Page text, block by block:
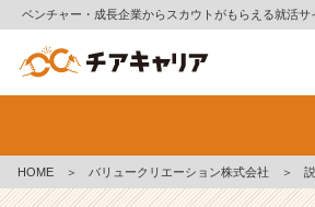
ベンチャー・成長企業からスカウトがもらえる就活サ
ー
ク
HOME ＞ バリュークリエーション株式会社 ＞